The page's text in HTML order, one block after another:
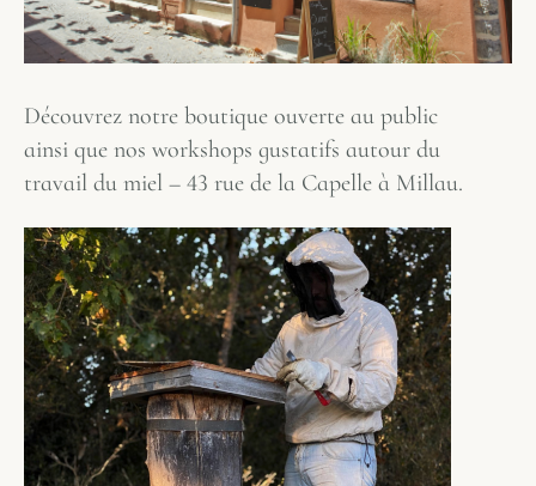
Découvrez notre boutique ouverte au public
ainsi que nos workshops gustatifs autour du
travail du miel – 43 rue de la Capelle à Millau.